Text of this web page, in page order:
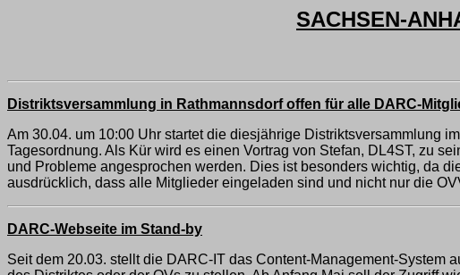
SACHSEN-
Distriktsversammlung in Rathmannsdorf offen für alle DARC-
Am 30.04. um 10:00 Uhr startet die diesjährige Distriktsversammlung
Tagesordnung. Als Kür wird es einen Vortrag von Stefan, DL4ST, zu
und Probleme angesprochen werden. Dies ist besonders wichtig, da
ausdrücklich, dass alle Mitglieder eingeladen sind und nicht nur die
DARC-Webseite im Stand-by
Seit dem 20.03. stellt die DARC-IT das Content-Management-System